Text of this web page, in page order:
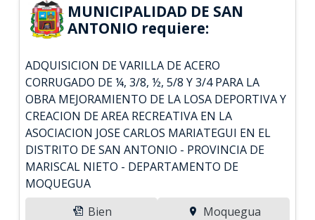
MUNICIPALIDAD DE SAN
ANTONIO requiere:
ADQUISICION DE VARILLA DE ACERO
CORRUGADO DE ¼, 3/8, ½, 5/8 Y 3/4 PARA LA
OBRA MEJORAMIENTO DE LA LOSA DEPORTIVA Y
CREACION DE AREA RECREATIVA EN LA
ASOCIACION JOSE CARLOS MARIATEGUI EN EL
DISTRITO DE SAN ANTONIO - PROVINCIA DE
MARISCAL NIETO - DEPARTAMENTO DE
MOQUEGUA
Bien
Moquegua